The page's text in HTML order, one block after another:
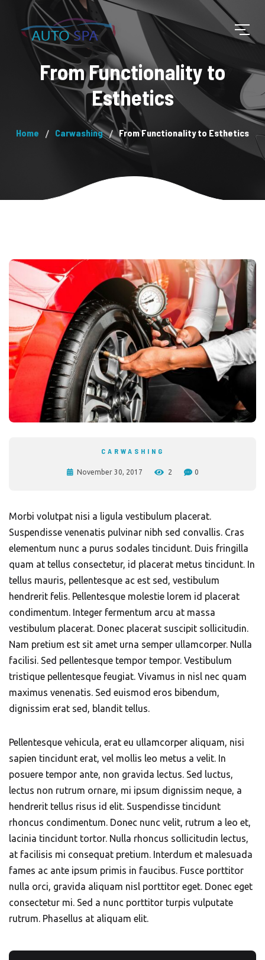
From Functionality to
Esthetics
Home Carwashing From Functionality to Esthetics
CARWASHING
November 30, 2017 2 0
Morbi volutpat nisi a ligula vestibulum placerat.
Suspendisse venenatis pulvinar nibh sed convallis. Cras
elementum nunc a purus sodales tincidunt. Duis fringilla
quam at tellus consectetur, id placerat metus tincidunt. In
tellus mauris, pellentesque ac est sed, vestibulum
hendrerit felis. Pellentesque molestie lorem id placerat
condimentum. Integer fermentum arcu at massa
vestibulum placerat. Donec placerat suscipit sollicitudin.
Nam pretium est sit amet urna semper ullamcorper. Nulla
facilisi. Sed pellentesque tempor tempor. Vestibulum
tristique pellentesque feugiat. Vivamus in nisl nec quam
maximus venenatis. Sed euismod eros bibendum,
dignissim erat sed, blandit tellus.
Pellentesque vehicula, erat eu ullamcorper aliquam, nisi
sapien tincidunt erat, vel mollis leo metus a velit. In
posuere tempor ante, non gravida lectus. Sed luctus,
lectus non rutrum ornare, mi ipsum dignissim neque, a
hendrerit tellus risus id elit. Suspendisse tincidunt
rhoncus condimentum. Donec nunc velit, rutrum a leo et,
lacinia tincidunt tortor. Nulla rhoncus sollicitudin lectus,
at facilisis mi consequat pretium. Interdum et malesuada
fames ac ante ipsum primis in faucibus. Fusce porttitor
nulla orci, gravida aliquam nisl porttitor eget. Donec eget
consectetur mi. Sed a nunc porttitor turpis vulputate
rutrum. Phasellus at aliquam elit.